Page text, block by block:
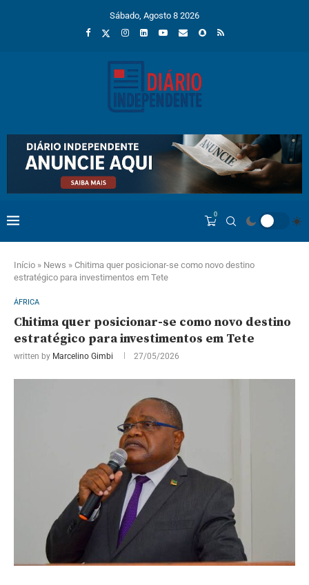
Sábado, Agosto 8 2026
0
Início » News » Chitima quer posicionar-se como novo destino
estratégico para investimentos em Tete
ÁFRICA
Chitima quer posicionar-se como novo destino
estratégico para investimentos em Tete
written by Marcelino Gimbi 27/05/2026